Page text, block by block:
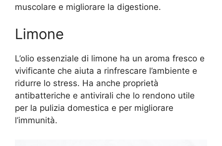
muscolare e migliorare la digestione.
Limone
L’olio essenziale di limone ha un aroma fresco e
vivificante che aiuta a rinfrescare l’ambiente e
ridurre lo stress. Ha anche proprietà
antibatteriche e antivirali che lo rendono utile
per la pulizia domestica e per migliorare
l’immunità.